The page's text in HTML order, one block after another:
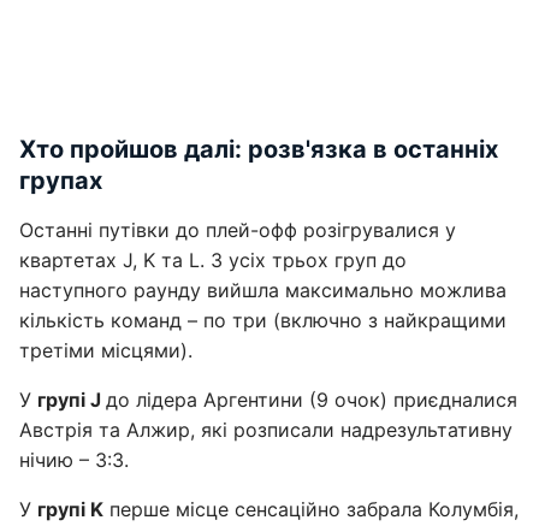
Хто пройшов далі: розв'язка в останніх
групах
Останні путівки до плей-офф розігрувалися у
квартетах J, K та L. З усіх трьох груп до
наступного раунду вийшла максимально можлива
кількість команд – по три (включно з найкращими
третіми місцями).
У групі J до лідера Аргентини (9 очок) приєдналися
Австрія та Алжир, які розписали надрезультативну
нічию – 3:3.
У групі K перше місце сенсаційно забрала Колумбія,